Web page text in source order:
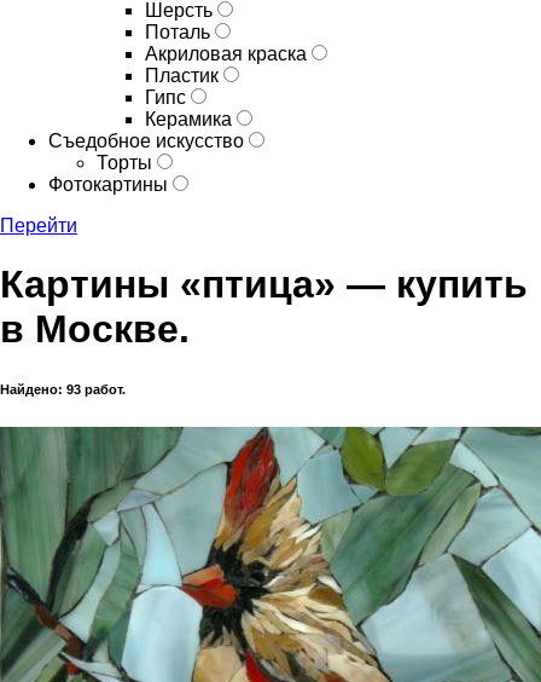
Шерсть
Поталь
Акриловая краска
Пластик
Гипс
Керамика
Съедобное искусство
Торты
Фотокартины
Перейти
Картины «птица» — купить
в Москве.
Найдено: 93 работ.